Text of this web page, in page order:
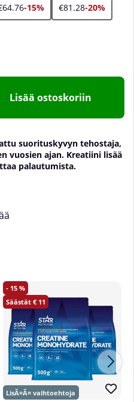
-15% €81.28-20%
Lisää ostoskoriin
suorituskyvyn tehostaja,
vuosien ajan. Kreatiini lisää
palautumista.
15
11